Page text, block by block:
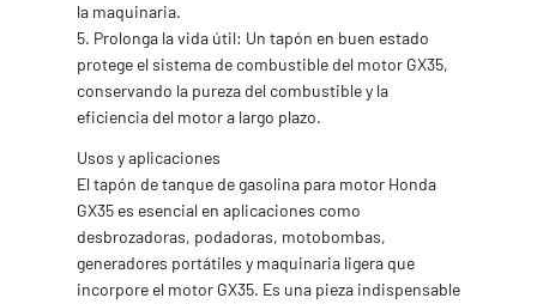
la maquinaria.
5. Prolonga la vida útil: Un tapón en buen estado
protege el sistema de combustible del motor GX35,
conservando la pureza del combustible y la
eficiencia del motor a largo plazo.
Usos y aplicaciones
El tapón de tanque de gasolina para motor Honda
GX35 es esencial en aplicaciones como
desbrozadoras, podadoras, motobombas,
generadores portátiles y maquinaria ligera que
incorpore el motor GX35. Es una pieza indispensable